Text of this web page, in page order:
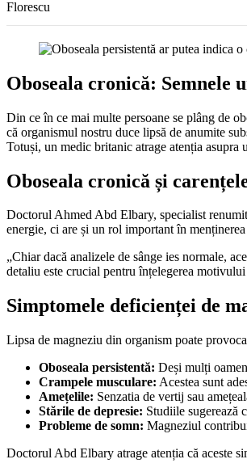
Oboseala cronică: Semnele
Din ce în ce mai multe persoane se plâng de
că organismul nostru duce lipsă de anumite
Totuși, un medic britanic atrage atenția
Oboseala cronică și
Doctorul Ahmed Abd Elbary, specialist
energie, ci are și un rol important în
„Chiar dacă analizele de sânge ies normale,
detaliu este crucial pentru înțelegerea
Simptomele deficienței de
Lipsa de magneziu din organism poate
Oboseala persistentă: Deși mulți
Crampele musculare: Acestea sunt
Amețelile: Senzatia de vertij sau
Stările de depresie: Studiile sugerează
Probleme de somn: Magneziul
Doctorul Abd Elbary atrage atenția că aceste